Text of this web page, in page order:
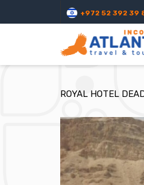
+972 52 392 39
ROYAL HOTEL